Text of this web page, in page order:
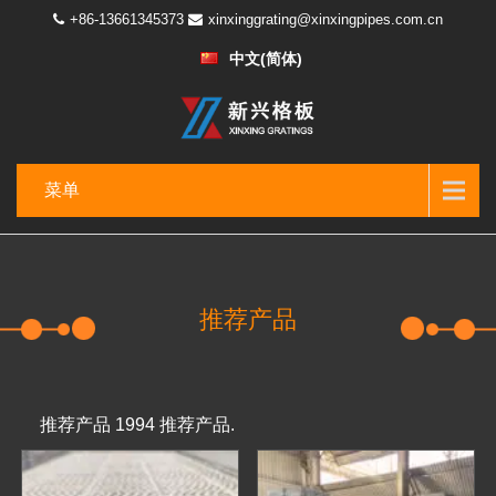
+86-13661345373 xinxinggrating@xinxingpipes.com.cn
中文(简体)
菜单
推荐产品
推荐产品 1994 推荐产品.